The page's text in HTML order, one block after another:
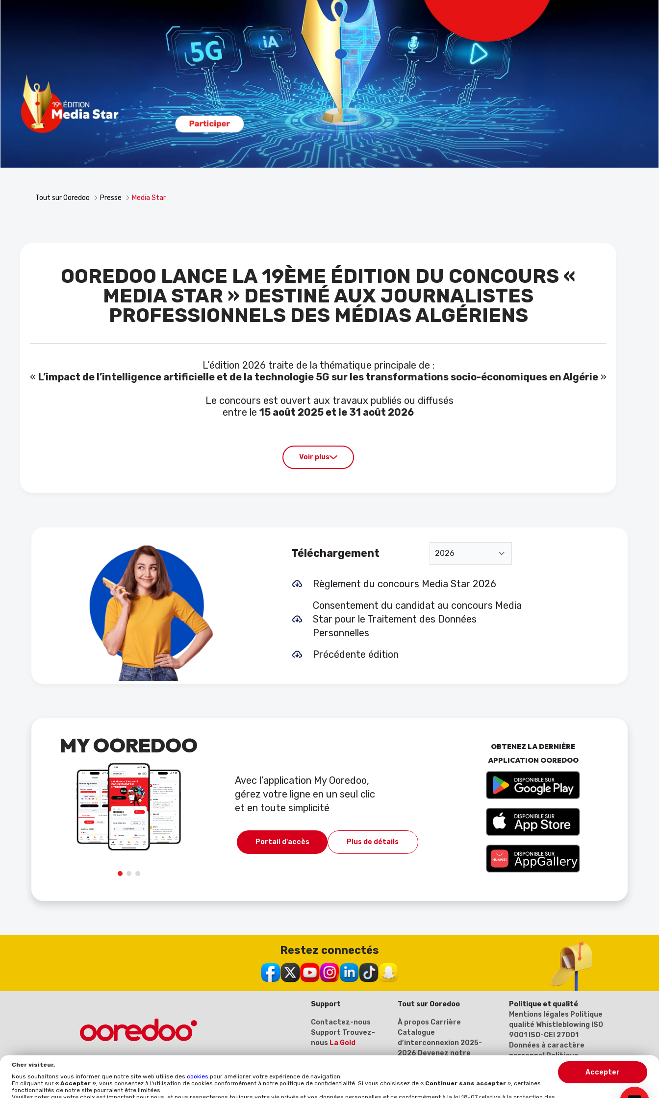
Cher visiteur,
Nous souhaitons vous informer que notre site web utilise des cookies pour améliorer votre expérience de navigation.
En cliquant sur « Accepter », vous consentez à l'utilisation de cookies conformément à notre politique de confidentialité. Si vous choisissez de « Continuer sans accepter », certaines
fonctionnalités de notre site pourraient être limitées.
Accepter
Tout sur Ooredoo Presse Media Star
OOREDOO LANCE LA 19ÈME ÉDITION DU CONCOURS «
MEDIA STAR » DESTINÉ AUX JOURNALISTES
PROFESSIONNELS DES MÉDIAS ALGÉRIENS
L’édition 2026 traite de la thématique principale de :
« L’impact de l’intelligence artificielle et de la technologie 5G sur les transformations socio-économiques en Algérie »
Le concours est ouvert aux travaux publiés ou diffusés
entre le 15 août 2025 et le 31 août 2026
Voir plus
Téléchargement
Règlement du concours Media Star 2026
Consentement du candidat au concours Media
Star pour le Traitement des Données
Personnelles
Précédente édition
MY OOREDOO
Avec l’application My Ooredoo,
gérez votre ligne en un seul clic
et en toute simplicité
Portail d'accès Plus de détails
OBTENEZ LA DERNIÈRE
APPLICATION OOREDOO
Restez connectés
Abonnez-vous à notre newsletter
Support
Contactez-nous
Support Trouvez-
nous La Gold
Tout sur Ooredoo
À propos Carrière
Catalogue
d’interconnexion 2025-
2026 Devenez notre
Politique et qualité
Mentions légales Politique
qualité Whistleblowing ISO
9001
ISO-CEI 27001
Données à caractère
personnelPolitique
générale de protection des